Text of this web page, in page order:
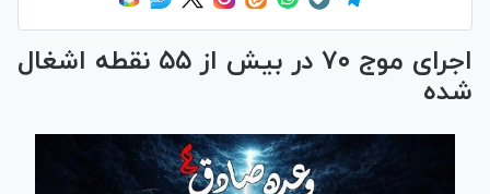
اجرای موج ۷۰ در بیش از ۵۵ نقطه اشغال
شده